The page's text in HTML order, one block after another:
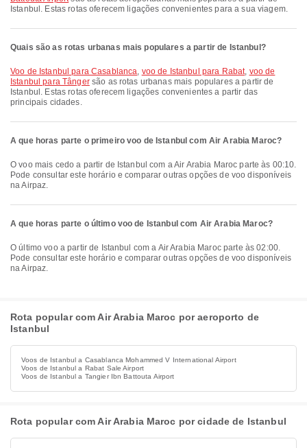
Istanbul. Estas rotas oferecem ligações convenientes para a sua viagem.
Quais são as rotas urbanas mais populares a partir de Istanbul?
voo de Istanbul para Casablanca, voo de Istanbul para Rabat, voo de
Istanbul para Tângersão as rotas urbanas mais populares a partir de
Istanbul. Estas rotas oferecem ligações convenientes a partir das
principais cidades.
A que horas parte o primeiro voo de Istanbul com Air Arabia Maroc?
O voo mais cedo a partir de Istanbul com a Air Arabia Maroc parte às 00:10.
Pode consultar este horário e comparar outras opções de voo disponíveis
na Airpaz.
A que horas parte o último voo de Istanbul com Air Arabia Maroc?
O último voo a partir de Istanbul com a Air Arabia Maroc parte às 02:00.
Pode consultar este horário e comparar outras opções de voo disponíveis
na Airpaz.
Rota popular com Air Arabia Maroc por aeroporto de
Istanbul
Voos de Istanbul a Casablanca Mohammed V International Airport
Voos de Istanbul a Rabat Sale Airport
Voos de Istanbul a Tangier Ibn Battouta Airport
Rota popular com Air Arabia Maroc por cidade de Istanbul